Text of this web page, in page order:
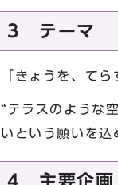
3 テーマ
「きょうを、てら
“テラスのような
いという願いを込
4 主要企画